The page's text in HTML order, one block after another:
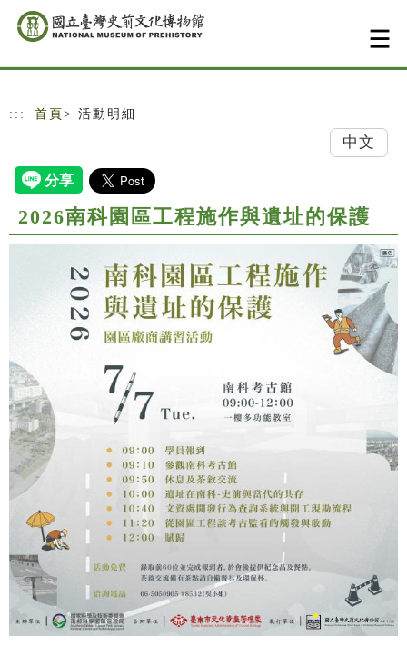
跳到主要內容
網站導覽
::: 首頁 > 活動明細
中文
2026南科園區工程施作與遺址的保護